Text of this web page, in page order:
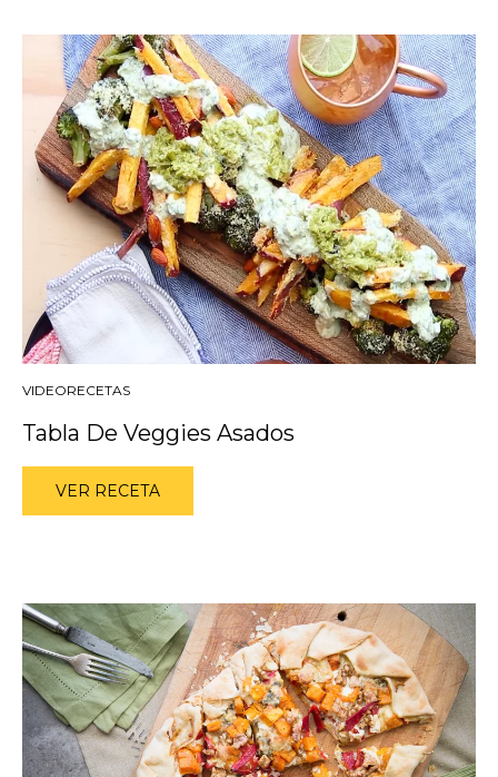
VIDEORECETAS
Tabla De Veggies Asados
VER RECETA